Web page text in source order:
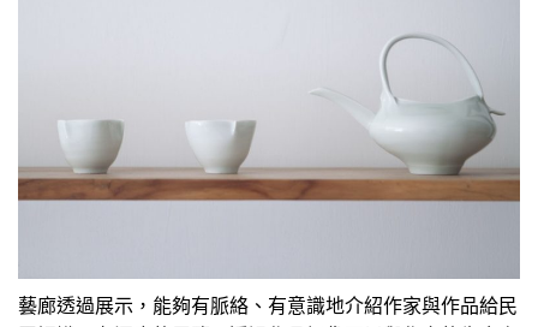
藝廊透過展示，能夠有脈絡、有意識地介紹作家與作品給民